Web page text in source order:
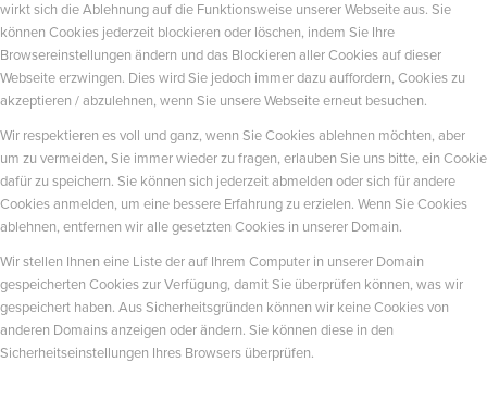
wirkt sich die Ablehnung auf die Funktionsweise unserer Webseite aus. Sie
können Cookies jederzeit blockieren oder löschen, indem Sie Ihre
Browsereinstellungen ändern und das Blockieren aller Cookies auf dieser
Webseite erzwingen. Dies wird Sie jedoch immer dazu auffordern, Cookies zu
akzeptieren / abzulehnen, wenn Sie unsere Webseite erneut besuchen.
Wir respektieren es voll und ganz, wenn Sie Cookies ablehnen möchten, aber
um zu vermeiden, Sie immer wieder zu fragen, erlauben Sie uns bitte, ein Cookie
dafür zu speichern. Sie können sich jederzeit abmelden oder sich für andere
Cookies anmelden, um eine bessere Erfahrung zu erzielen. Wenn Sie Cookies
ablehnen, entfernen wir alle gesetzten Cookies in unserer Domain.
Wir stellen Ihnen eine Liste der auf Ihrem Computer in unserer Domain
gespeicherten Cookies zur Verfügung, damit Sie überprüfen können, was wir
gespeichert haben. Aus Sicherheitsgründen können wir keine Cookies von
anderen Domains anzeigen oder ändern. Sie können diese in den
Sicherheitseinstellungen Ihres Browsers überprüfen.